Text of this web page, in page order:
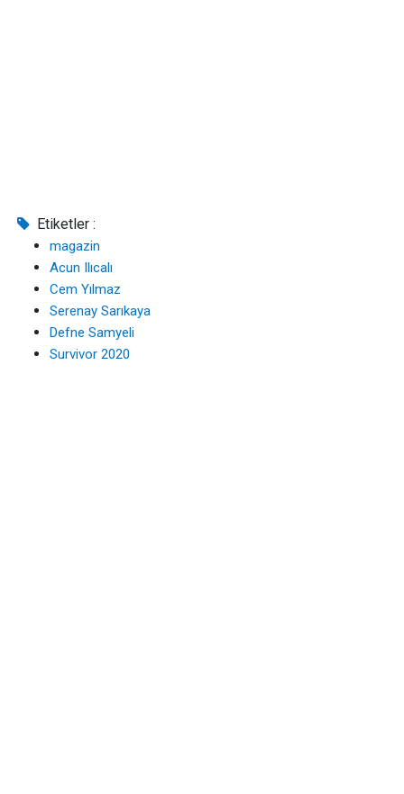
Etiketler :
magazin
Acun Ilıcalı
Cem Yılmaz
Serenay Sarıkaya
Defne Samyeli
Survivor 2020